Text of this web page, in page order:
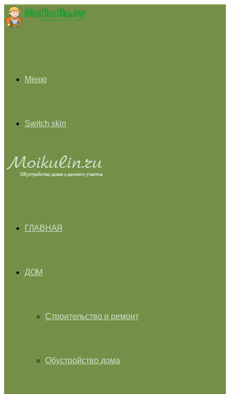
Меню
Switch skin
ГЛАВНАЯ
ДОМ
Строительство и ремонт
Обустройство дома